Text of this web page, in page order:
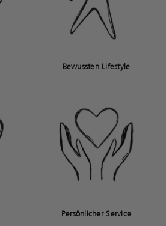
Bewussten Lifestyle
Persönlicher Service